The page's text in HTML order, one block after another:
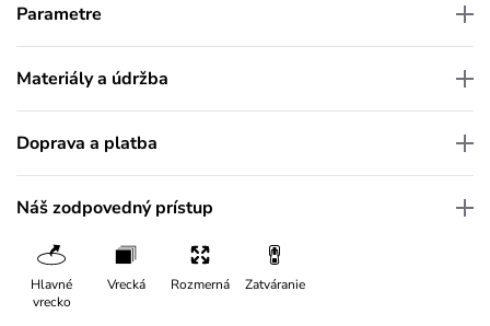
Parametre
Materiály a údržba
Doprava a platba
Náš zodpovedný prístup
Hlavné
vrecko
Vrecká Rozmerná Zatváranie